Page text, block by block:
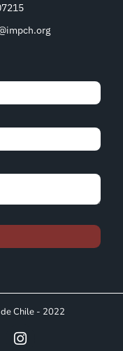
Chile - 2022